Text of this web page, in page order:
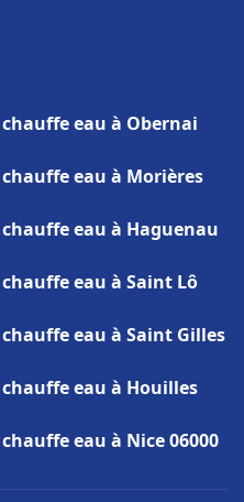
eau à Obernai
eau à Morières
eau à Haguenau
eau à Saint Lô
eau à Saint Gilles
eau à Houilles
eau à Nice 06000